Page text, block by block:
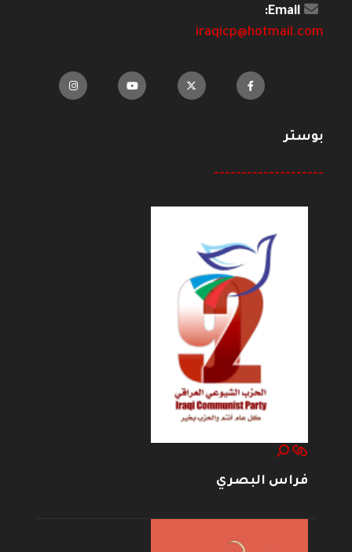
Email:
iraqicp@hotmail.com
بوستر
--------------------
فراس البصري